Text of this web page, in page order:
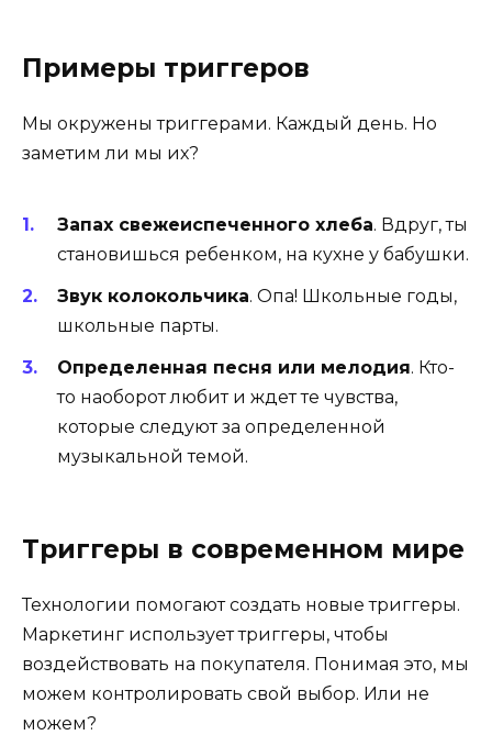
Примеры триггеров
Мы окружены триггерами. Каждый день. Но
заметим ли мы их?
Запах свежеиспеченного хлеба. Вдруг, ты
становишься ребенком, на кухне у бабушки.
Звук колокольчика. Опа! Школьные годы,
школьные парты.
Определенная песня или мелодия. Кто-
то наоборот любит и ждет те чувства,
которые следуют за определенной
музыкальной темой.
Триггеры в современном мире
Технологии помогают создать новые триггеры.
Маркетинг использует триггеры, чтобы
воздействовать на покупателя. Понимая это, мы
можем контролировать свой выбор. Или не
можем?